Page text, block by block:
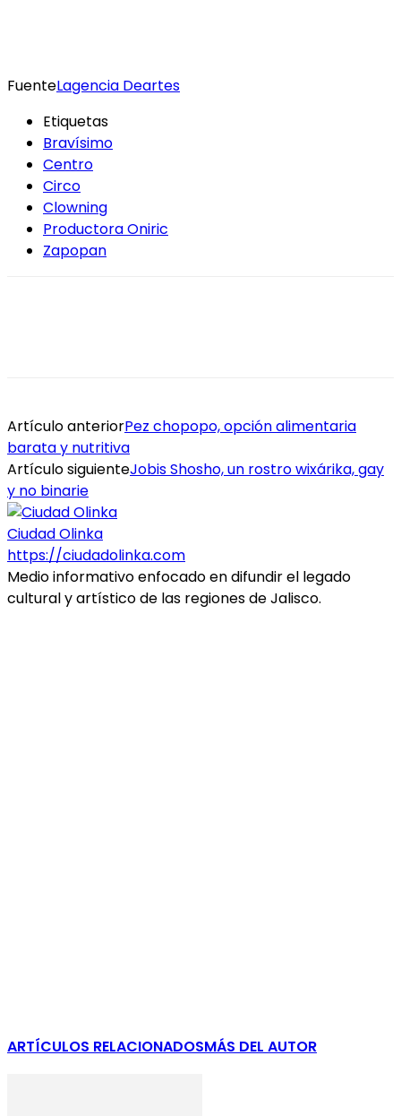
FuenteLagencia Deartes
Etiquetas
Bravísimo
Centro
Circo
Clowning
Productora Oniric
Zapopan
Artículo anteriorPez chopopo, opción alimentaria
barata y nutritiva
Artículo siguienteJobis Shosho, un rostro wixárika, gay
y no binarie
Ciudad Olinka
https://ciudadolinka.com
Medio informativo enfocado en difundir el legado
cultural y artístico de las regiones de Jalisco.
ARTÍCULOS RELACIONADOSMÁS DEL AUTOR